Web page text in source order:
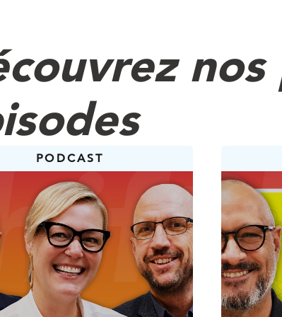
un exemple pour illustrer comment
Dan
J’ai raconté cette histoire récemment.
Ma conjointe est entraîneuse
et elle réprimande souvent ses clients
le poids n’est qu’un indicateur parmi
On peut perdre du muscle, voir le
et pourtant être moins en forme. À
de qualité.
Je l’ai même entendue dire
à ses clients qu’ils devaient manger
et perdre du poids — ce qui semble
intuitif. C’est exactement ce qu’on
PODCAST